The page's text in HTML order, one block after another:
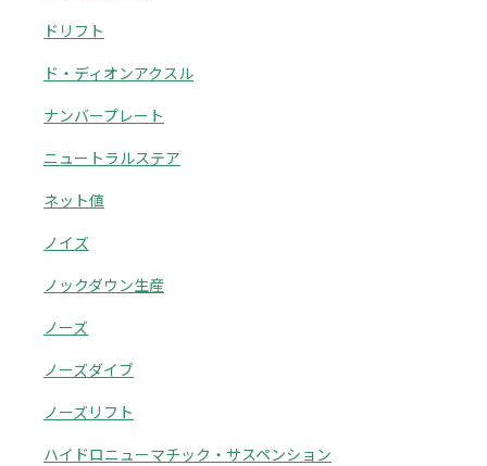
ドリフト
ド・ディオンアクスル
ナンバープレート
ニュートラルステア
ネット値
ノイズ
ノックダウン生産
ノーズ
ノーズダイブ
ノーズリフト
ハイドロニューマチック・サスペンション